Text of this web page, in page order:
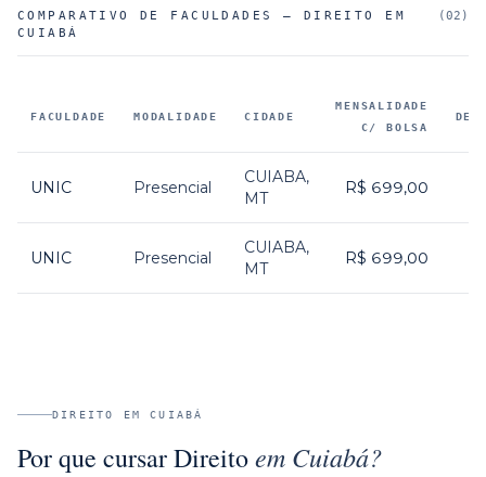
COMPARATIVO DE FACULDADES — DIREITO EM
CUIABÁ
( 02 )
FACULDADE MODALIDADE CIDADE
MENSALIDADE
C/ BOLSA
UNIC Presencial
CUIABA,
MT
R$ 699,00
UNIC Presencial
CUIABA,
MT
R$ 699,00
DIREITO EMCUIABÁ
Por que cursarDireitoem Cuiabá?